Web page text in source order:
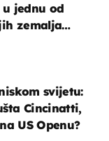
jednu od
zemalja
svijetu:
Cincinatti,
US Openu?